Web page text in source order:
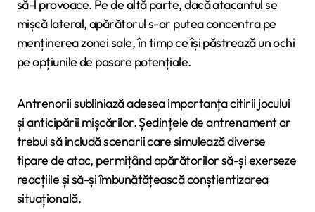
să-l provoace. Pe de altă parte, dacă atacantul se
mișcă lateral, apărătorul s-ar putea concentra pe
menținerea zonei sale, în timp ce își păstrează un ochi
pe opțiunile de pasare potențiale.
Antrenorii subliniază adesea importanța citirii jocului
și anticipării mișcărilor. Ședințele de antrenament ar
trebui să includă scenarii care simulează diverse
tipare de atac, permițând apărătorilor să-și exerseze
reacțiile și să-și îmbunătățească conștientizarea
situațională.